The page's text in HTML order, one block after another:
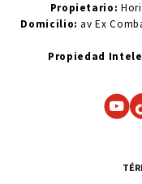
Propietario:
Domicilio: av Ex
Propiedad